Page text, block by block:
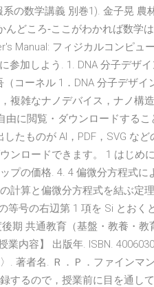
の数学講義 別巻1). 金子晃
んどころ‐ここがわかれば数学
Manual: フィジカルコンピュ
参加しよう. 1. DNA 分子デザ
（コーネル 1．DNA 分子デザ
複雑なナノデバイス，ナノ構
由に閲覧・ダウンロードする
たものが AI，PDF，SVG な
ンロードできます。 1 はじめ
プの価格. 4. 4 偏微分方程式
計算と偏微分方程式を結ぶ定
等号の右辺第 1 項を Si とお
期 共通教育（基盤・教養・
業内容】 出版年. ISBN.
. 著者名. Ｒ．Ｐ．ファインマ
するので，授業前に⽬を通し